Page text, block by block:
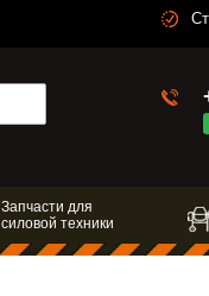
Запчасти для
силовой техники